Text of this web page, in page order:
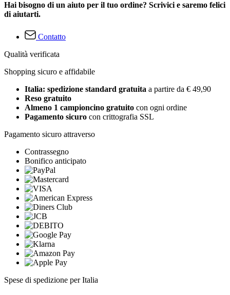
Hai bisogno di un aiuto per il tuo ordine? Scrivici e saremo felici
di aiutarti.
Contatto
Qualità verificata
Shopping sicuro e affidabile
Italia: spedizione standard gratuita a partire da € 49,90
Reso gratuito
Almeno 1 campioncino gratuito con ogni ordine
Pagamento sicuro con crittografia SSL
Pagamento sicuro attraverso
Contrassegno
Bonifico anticipato
Spese di spedizione per Italia